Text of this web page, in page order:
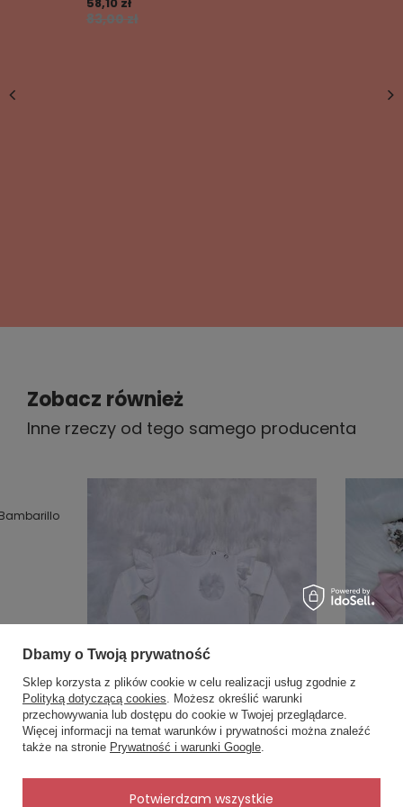
- Producent:
83,00 zł
Zobacz również
Inne rzeczy od tego samego producenta
Rozalia Body z długim rękawem
×
✨ Asystent zakupowy
Napisz czego szukasz — pokażę
gotowe propozycje.
Dbamy o Twoją prywatność
Sklep korzysta z plików cookie w celu realizacji usług zgodnie z
Polityką dotyczącą cookies. Możesz określić warunki
przechowywania lub dostępu do cookie w Twojej przeglądarce.
Więcej informacji na temat warunków i prywatności można znaleźć
także na stronie Prywatność i warunki Google.
Potwierdzam wszystkie